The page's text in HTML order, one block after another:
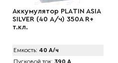
Аккумулятор PLАTIN ASIA
SILVER (40 А/ч) 350A R+
т.кл.
Емкость: 40 А/ч
Пусковой ток: 390 А